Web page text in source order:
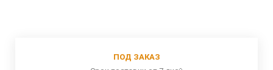
ПОД ЗАКАЗ